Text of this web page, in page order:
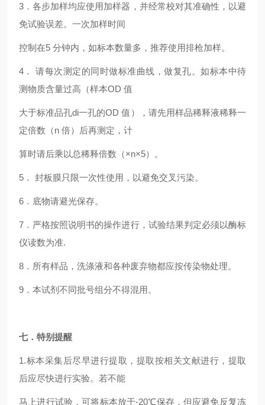
3．各步加样均应使用加样器，并经常校对其准确性，以避
免试验误差。一次加样时间
控制在5 分钟内，如标本数量多，推荐使用排枪加样。
4． 请每次测定的同时做标准曲线，做复孔。如标本中待
测物质含量过高（样本OD 值
大于标准品孔di一孔的OD 值），请先用样品稀释液稀释一
定倍数（n 倍）后再测定，计
算时请后乘以总稀释倍数（×n×5）。
5． 封板膜只限一次性使用，以避免交叉污染。
6．底物请避光保存。
7．严格按照说明书的操作进行，试验结果判定必须以酶标
仪读数为准.
8．所有样品，洗涤液和各种废弃物都应按传染物处理。
9．本试剂不同批号组分不得混用。
七．特别提醒
1.标本采集后尽早进行提取，提取按相关文献进行，提取
后应尽快进行实验。若不能
马上进行试验，可将标本放于-20℃保存，但应避免反复冻